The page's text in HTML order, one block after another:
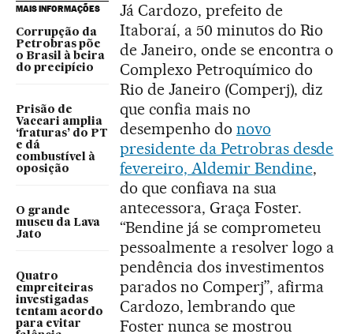
MAIS INFORMAÇÕES
Corrupção da
Petrobras põe
o Brasil à beira
do precipício
Prisão de
Vaccari amplia
‘fraturas’ do PT
e dá
combustível à
oposição
O grande
museu da Lava
Jato
Quatro
empreiteiras
investigadas
tentam acordo
para evitar
Já Cardozo, prefeito de
Itaboraí, a 50 minutos do Rio
de Janeiro, onde se encontra o
Complexo Petroquímico do
Rio de Janeiro (Comperj), diz
que confia mais no
desempenho do novo
presidente da Petrobras desde
fevereiro, Aldemir Bendine,
do que confiava na sua
antecessora, Graça Foster.
“Bendine já se comprometeu
pessoalmente a resolver logo a
pendência dos investimentos
parados no Comperj”, afirma
Cardozo, lembrando que
Foster nunca se mostrou